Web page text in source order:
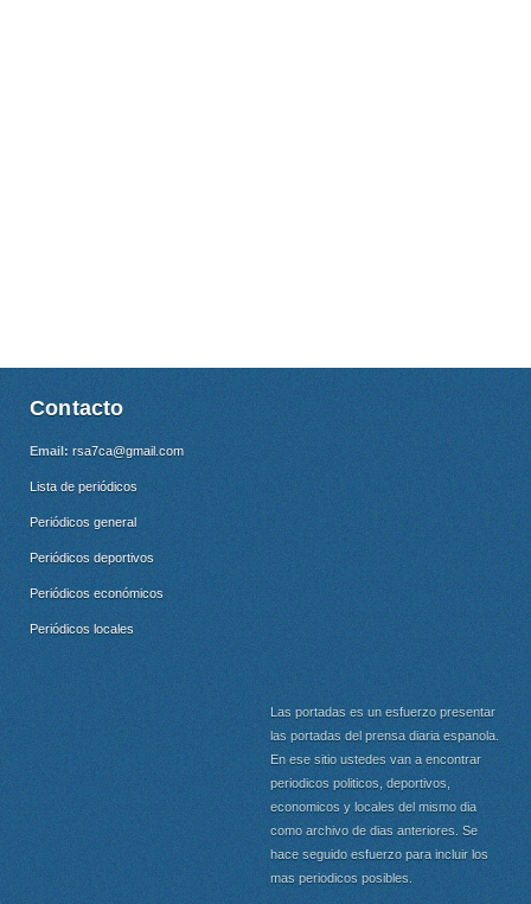
Contacto
Email: rsa7ca@gmail.com
Lista de periódicos
Periódicos general
Periódicos deportivos
Periódicos económicos
Periódicos locales
Las portadas es un esfuerzo presentar
las portadas del prensa diaria espanola.
En ese sitio ustedes van a encontrar
periodicos politicos, deportivos,
economicos y locales del mismo dia
como archivo de dias anteriores. Se
hace seguido esfuerzo para incluir los
mas periodicos posibles.